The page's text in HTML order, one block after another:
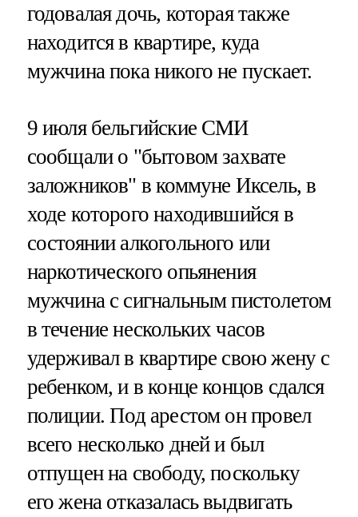
годовалая дочь, которая также
находится в квартире, куда
мужчина пока никого не пускает.
9 июля бельгийские СМИ
сообщали о "бытовом захвате
заложников" в коммуне Иксель, в
ходе которого находившийся в
состоянии алкогольного или
наркотического опьянения
мужчина с сигнальным пистолетом
в течение нескольких часов
удерживал в квартире свою жену с
ребенком, и в конце концов сдался
полиции. Под арестом он провел
всего несколько дней и был
отпущен на свободу, поскольку
его жена отказалась выдвигать